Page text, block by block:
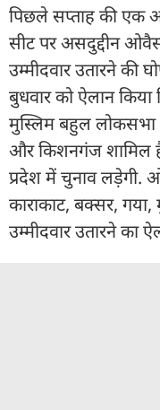
पिछले सप्ताह की एक
सीट पर असदुद्दीन
उम्मीदवार उतारने की
बुधवार को ऐलान
मुस्लिम बहुल लोकसभा
और किशनगंज शामिल
प्रदेश में चुनाव लड़ेगी.
काराकाट, बक्सर,
उम्मीदवार उतारने का